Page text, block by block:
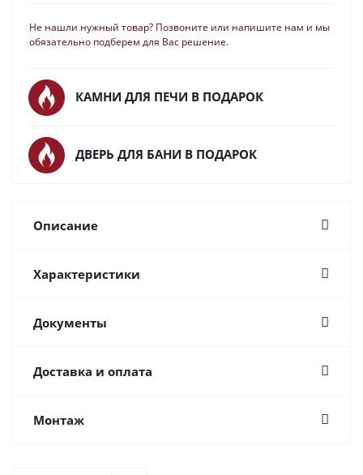
Не нашли нужный товар? Позвоните или напишите нам и мы
обязательно подберем для Вас решение.
КАМНИ ДЛЯ ПЕЧИ В ПОДАРОК
ДВЕРЬ ДЛЯ БАНИ В ПОДАРОК
Описание
Характеристики
Документы
Доставка и оплата
Монтаж